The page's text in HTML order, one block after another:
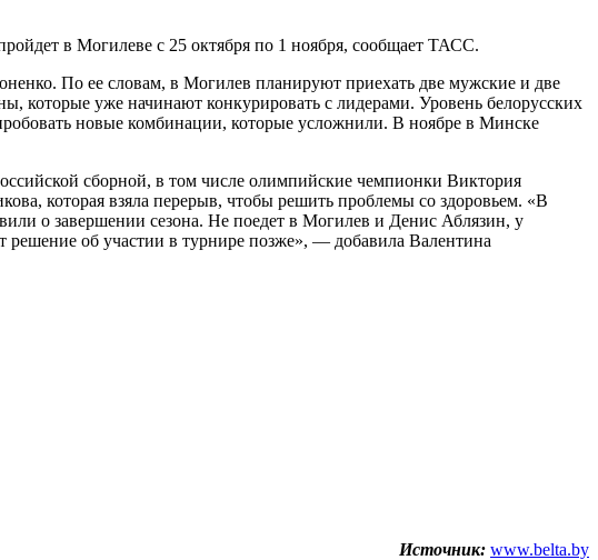
в Могилеве с 25 октября по 1 ноября, сообщает ТАСС.
По ее словам, в Могилев планируют приехать две мужские и две
которые уже начинают конкурировать с лидерами. Уровень белорусских
новые комбинации, которые усложнили. В ноябре в Минске
сборной, в том числе олимпийские чемпионки Виктория
которая взяла перерыв, чтобы решить проблемы со здоровьем. «В
о завершении сезона. Не поедет в Могилев и Денис Аблязин, у
об участии в турнире позже», — добавила Валентина
Источник: www.belta.by